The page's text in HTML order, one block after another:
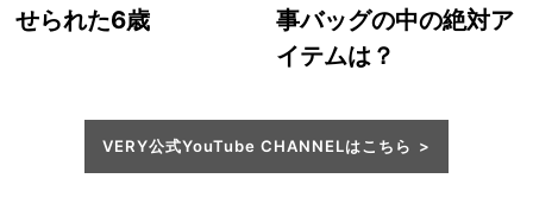
せられた6歳
事バッグの中の絶対ア
イテムは？
VERY公式YouTube CHANNELはこちら